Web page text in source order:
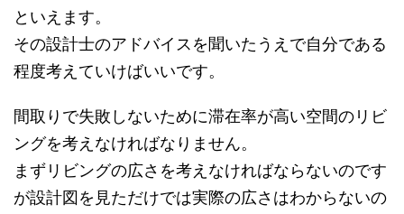
といえます。
その設計士のアドバイスを聞いたうえで自分である
程度考えていけばいいです。
間取りで失敗しないために滞在率が高い空間のリビ
ングを考えなければなりません。
まずリビングの広さを考えなければならないのです
が設計図を見ただけでは実際の広さはわからないの